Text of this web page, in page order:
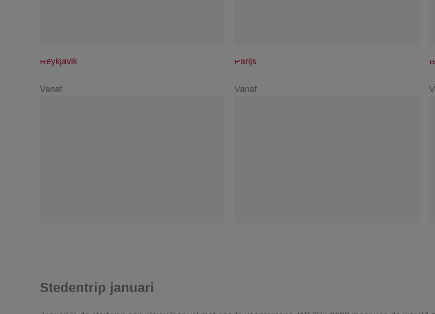
Reykjavik
Vanaf
Parijs
Vanaf
Stedentrip januari